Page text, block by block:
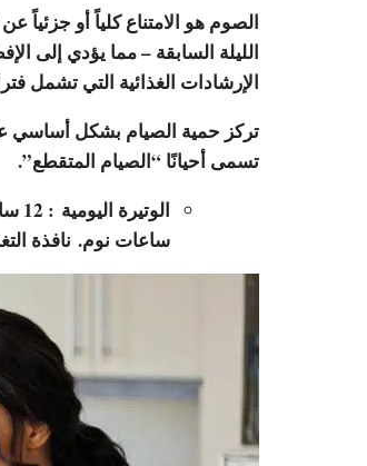
الصوم هو الامتناع كلياً أو
الليلة السابقة – مما يؤدي إلى
الإرشادات الغذائية التي تشمل
تركز حمية الصيام بشكل أساسي
تسمى أحيانًا “الصيام المتقطع”.
الوتيرة اليومية
ساعات نوم. نافذة التغذية